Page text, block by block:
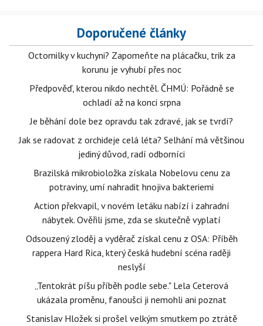
Doporučené články
Octomilky v kuchyni? Zapomeňte na plácačku, trik za
korunu je vyhubí přes noc
Předpověď, kterou nikdo nechtěl. ČHMÚ: Pořádně se
ochladí až na konci srpna
Je běhání dole bez opravdu tak zdravé, jak se tvrdí?
Jak se radovat z orchideje celá léta? Selhání má většinou
jediný důvod, radí odborníci
Brazilská mikrobioložka získala Nobelovu cenu za
potraviny, umí nahradit hnojiva bakteriemi
Action překvapil, v novém letáku nabízí i zahradní
nábytek. Ověřili jsme, zda se skutečně vyplatí
Odsouzený zloděj a vyděrač získal cenu z OSA: Příběh
rappera Hard Rica, který česká hudební scéna raději
neslyší
„Tentokrát píšu příběh podle sebe." Lela Ceterová
ukázala proměnu, fanoušci ji nemohli ani poznat
Stanislav Hložek si prošel velkým smutkem po ztrátě